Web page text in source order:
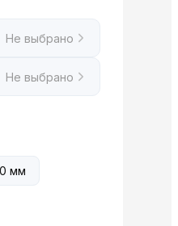
Не выбрано
Не выбрано
мм